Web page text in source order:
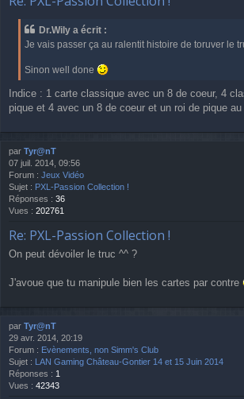
Dr.Wily a écrit :
Je vais passer ça au ralentit histoire de toruver le
Sinon well done
Indice : 1 carte classique avec un 8 de coeur, 4
pique et 4 avec un 8 de coeur et un roi de pique
par Tyr@nT
07 juil. 2014, 09:56
Forum : Jeux Vidéo
Sujet : PXL-Passion Collection !
Réponses : 36
Vues : 202761
Re: PXL-Passion Collection !
On peut dévoiler le truc ^^ ?
J'avoue que tu manipule bien les cartes par contre
par Tyr@nT
29 avr. 2014, 20:19
Forum : Evènements, non Simm's Club
Sujet : LAN Gaming Château-Gontier 14 et 15 Juin 2014
Réponses : 1
Vues : 42343